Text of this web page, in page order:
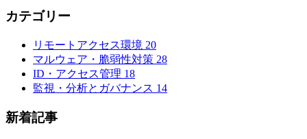
カテゴリー
リモートアクセス環境 20
マルウェア・脆弱性対策 28
ID・アクセス管理 18
監視・分析とガバナンス 14
新着記事